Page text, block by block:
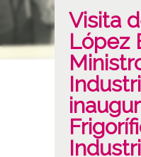
Visita
López